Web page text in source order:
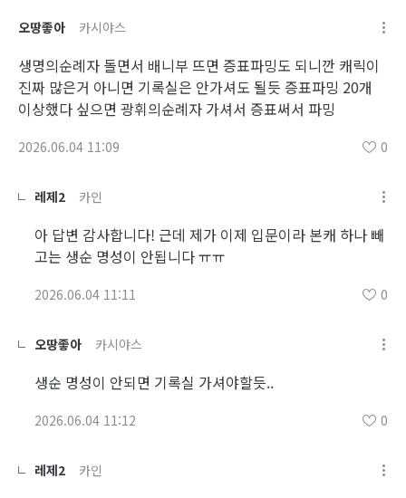
오땅좋아 카시야스
생명의순례자 돌면서 배니부 뜨면 증표파밍도 되니깐 캐릭이
진짜 많은거 아니면 기록실은 안가셔도 될듯 증표파밍 20개
이상했다 싶으면 광휘의순례자 가셔서 증표써서 파밍
2026.06.04 11:09 0
레제2 카인
아 답변 감사합니다! 근데 제가 이제 입문이라 본캐 하나 빼
고는 생순 명성이 안됩니다 ㅠㅠ
2026.06.04 11:11 0
오땅좋아 카시야스
생순 명성이 안되면 기록실 가셔야할듯..
2026.06.04 11:12 0
레제2 카인